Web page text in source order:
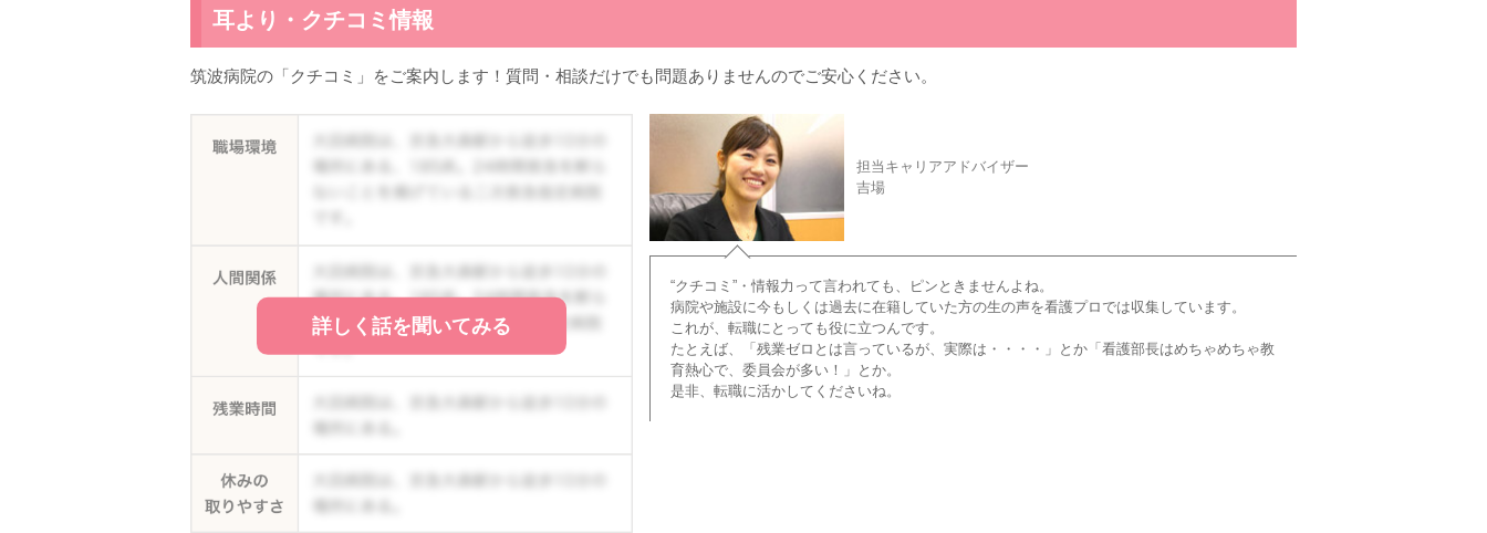
耳より・クチコミ情報
筑波病院の「クチコミ」をご案内します！質問・相談だけでも問題ありませんのでご安心ください。
詳しく話を聞いてみる
担当キャリアアドバイザー
吉場
“クチコミ”・情報力って言われても、ピンときませんよね。
病院や施設に今もしくは過去に在籍していた方の生の声を看護プロでは収集しています。
これが、転職にとっても役に立つんです。
たとえば、「残業ゼロとは言っているが、実際は・・・・」とか「看護部長はめちゃめちゃ教
育熱心で、委員会が多い！」とか。
是非、転職に活かしてくださいね。